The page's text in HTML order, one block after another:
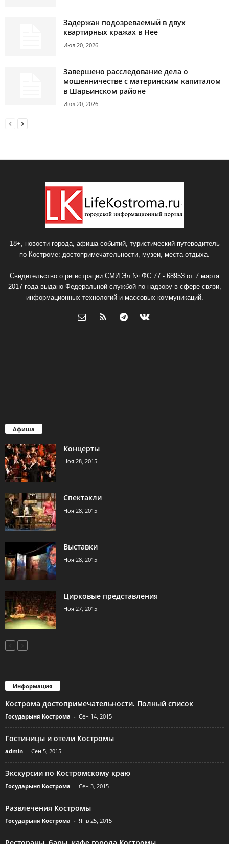
Задержан подозреваемый в двух
квартирных кражах в Нее
Июл 20, 2026
Завершено расследование дела о
мошенничестве с материнским капиталом
в Шарьинском районе
Июл 20, 2026
18+, новости города, афиша событий, туристический путеводитель
по Костроме: достопримечательности, музеи, места отдыха.
Свидетельство о регистрации СМИ Эл № ФС 77 - 68953 от 7 марта
2017 года выдано Федеральной службой по надзору в сфере связи,
информационных технологий и массовых коммуникаций.
Афиша
Концерты
Ноя 28, 2015
Спектакли
Ноя 28, 2015
Выставки
Ноя 28, 2015
Цирковые представления
Ноя 27, 2015
Информация
Кострома достопримечательности. Полный список
Государыня Кострома - Сен 14, 2015
Гостиницы и отели Костромы
admin - Сен 5, 2015
Экскурсии по Костромскому краю
Государыня Кострома - Сен 3, 2015
Развлечения Костромы
Государыня Кострома - Янв 25, 2015